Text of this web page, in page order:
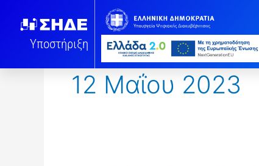
Υποστήριξη
12 Μαΐου 2023